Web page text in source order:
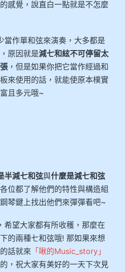
感覺，說直白一點就是不怎麼
當作單和弦來演奏，大多都是
原因就是減七和絃不可停留太
，但是如果你把它當作經過和
來使用的話，就能使原本樸實
且多元哦~
半減七和弦與什麼是減七和弦
位都了解他們的特性與構造組
琴鍵上找出他們來彈彈看吧~
希望大家都有所收穫，那麼在
的兩種七和弦哦! 那如果來想
話就來 「啾的Music_story」
，祝大家有美好的一天下次見